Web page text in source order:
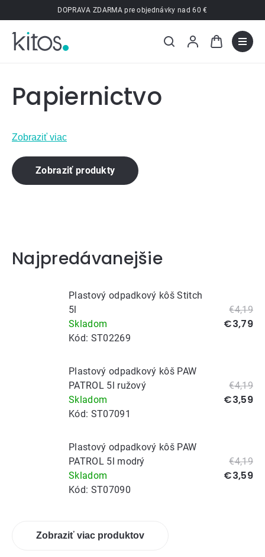
na
obsah
DOPRAVA ZDARMA pre objednávky nad 60 €
Papiernictvo
Zobraziť viac
Zobraziť produkty
Najpredávanejšie
Plastový odpadkový kôš Stitch
5l
Skladom
Kód: ST02269
€4,19
€3,79
Plastový odpadkový kôš PAW
PATROL 5l ružový
Skladom
Kód: ST07091
€4,19
€3,59
Plastový odpadkový kôš PAW
PATROL 5l modrý
Skladom
Kód: ST07090
€4,19
€3,59
Zobraziť viac produktov